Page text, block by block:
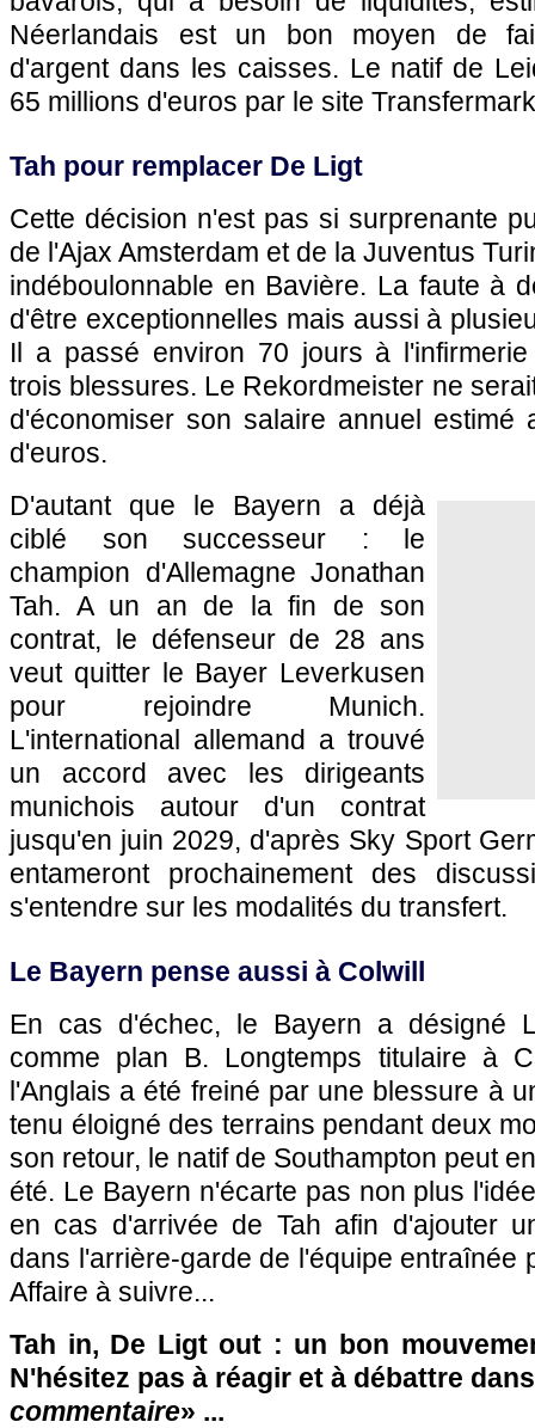
Néerlandais est un bon moyen de
d'argent dans les caisses. Le natif de
65 millions d'euros par le site
Tah pour remplacer De Ligt
Cette décision n'est pas si surprenante
de l'Ajax Amsterdam et de la Juventus
indéboulonnable en Bavière. La faute à
d'être exceptionnelles mais aussi à
Il a passé environ 70 jours à
trois blessures. Le Rekordmeister ne
d'économiser son salaire annuel estimé
d'euros.
D'autant que le Bayern a déjà
ciblé son successeur : le
champion d'Allemagne Jonathan
Tah. A un an de la fin de son
contrat, le défenseur de 28 ans
veut quitter le Bayer Leverkusen
pour rejoindre Munich.
L'international allemand a trouvé
un accord avec les dirigeants
munichois autour d'un contrat
jusqu'en juin 2029, d'après Sky Sport
entameront prochainement des
s'entendre sur les modalités du transfert.
Le Bayern pense aussi à Colwill
En cas d'échec, le Bayern a désigné
comme plan B. Longtemps titulaire à
l'Anglais a été freiné par une blessure à
tenu éloigné des terrains pendant deux
son retour, le natif de Southampton peut
été. Le Bayern n'écarte pas non plus
en cas d'arrivée de Tah afin d'ajouter
dans l'arrière-garde de l'équipe entraînée
Affaire à suivre...
Tah in, De Ligt out : un bon
N'hésitez pas à réagir et à débattre
commentaire» ...